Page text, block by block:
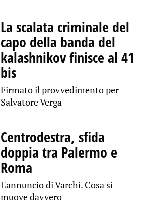
La scalata criminale del
capo della banda del
kalashnikov finisce al 41
bis
Firmato il provvedimento per
Salvatore Verga
Centrodestra, sfida
doppia tra Palermo e
Roma
L'annuncio di Varchi. Cosa si
muove davvero